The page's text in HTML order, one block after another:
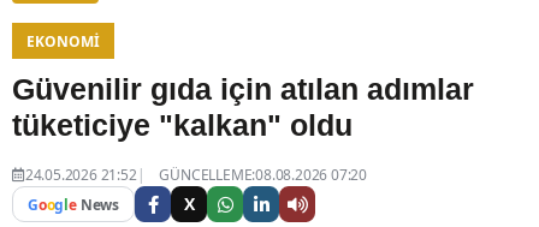
EKONOMI
Güvenilir gıda için atılan adımlar
tüketiciye "kalkan" oldu
24.05.2026 21:52
GÜNCELLEME:08.08.2026 07:20
Google News X